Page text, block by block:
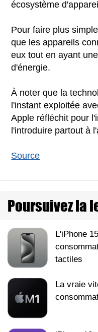
écosystème
Pour faire plus
que les appareils
eux tout en ayant
d'énergie.
À noter que la
l'instant exploitée
Apple réfléchit pour
l'introduire partout à
Source
Poursuivez la
L'iPhone
tactiles
La vraie